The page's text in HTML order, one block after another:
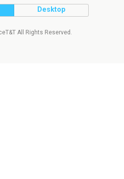
Desktop
All Rights Reserved.